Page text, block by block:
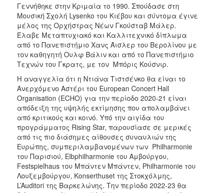
Γεννήθηκε στην Κριμαία το 1990. Σπούδασε στη
Μουσική Σχολή Lysenko του Κιέβου και σύντομα έγινε
μέλος της Ορχήστρας Νέων Γκούσταβ Μάλερ.
Έλαβε Μεταπτυχιακό και Καλλιτεχνικό δίπλωμα
από το Πανεπιστήμιο Χανς Άισλερ του Βερολίνου με
τον καθηγητή Ουλφ Βάλιν και από το Πανεπιστήμιο
Τεχνών του Γκρατς, με τον Μπόρις Κούσνιρ.
Η αναγγελία ότι η Ντιάνα Τιστσένκο θα είναι το
Ανερχόμενο Αστέρι του European Concert Hall
Organisation (ECHO) για την περίοδο 2020-21 είναι
απόδειξη της υψηλής εκτίμησης που απολαμβάνει
από κριτικούς και κοινό. Υπό την αιγίδα του
προγράμματος Rising Star, παρουσίασε σε μερικές
από τις πιο διάσημες αίθουσες συναυλιών της
Ευρώπης, συμπεριλαμβανομένων των Philharmonie
του Παρισιού, Elbphilharmonie του Αμβούργου,
Festspielhaus του Μπάντεν Μπάντεν, Philharmonie του
Λουξεμβούργου, Konserthuset της Στοκχόλμης,
L’Auditori της Βαρκελώνης. Την περίοδο 2022-23 θα